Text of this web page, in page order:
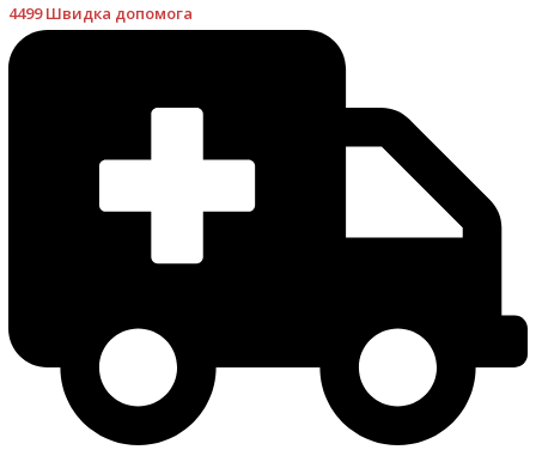
4499 Швидка допомога